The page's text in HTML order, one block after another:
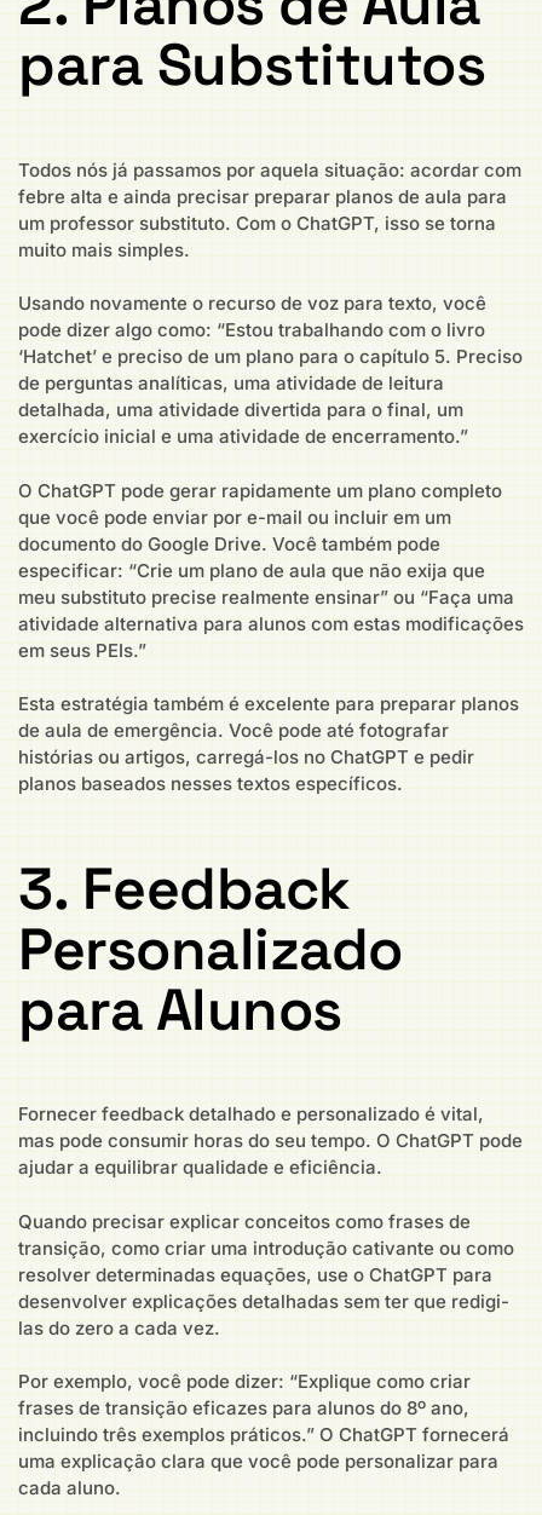
para Substitutos
Todos nós já passamos por aquela situação: acordar com
febre alta e ainda precisar preparar planos de aula para
um professor substituto. Com o ChatGPT, isso se torna
muito mais simples.
Usando novamente o recurso de voz para texto, você
pode dizer algo como: “Estou trabalhando com o livro
‘Hatchet’ e preciso de um plano para o capítulo 5. Preciso
de perguntas analíticas, uma atividade de leitura
detalhada, uma atividade divertida para o final, um
exercício inicial e uma atividade de encerramento.”
O ChatGPT pode gerar rapidamente um plano completo
que você pode enviar por e-mail ou incluir em um
documento do Google Drive. Você também pode
especificar: “Crie um plano de aula que não exija que
meu substituto precise realmente ensinar” ou “Faça uma
atividade alternativa para alunos com estas modificações
em seus PEIs.”
Esta estratégia também é excelente para preparar planos
de aula de emergência. Você pode até fotografar
histórias ou artigos, carregá-los no ChatGPT e pedir
planos baseados nesses textos específicos.
3. Feedback
Personalizado
para Alunos
Fornecer feedback detalhado e personalizado é vital,
mas pode consumir horas do seu tempo. O ChatGPT pode
ajudar a equilibrar qualidade e eficiência.
Quando precisar explicar conceitos como frases de
transição, como criar uma introdução cativante ou como
resolver determinadas equações, use o ChatGPT para
desenvolver explicações detalhadas sem ter que redigi-
las do zero a cada vez.
Por exemplo, você pode dizer: “Explique como criar
frases de transição eficazes para alunos do 8º ano,
incluindo três exemplos práticos.” O ChatGPT fornecerá
uma explicação clara que você pode personalizar para
cada aluno.